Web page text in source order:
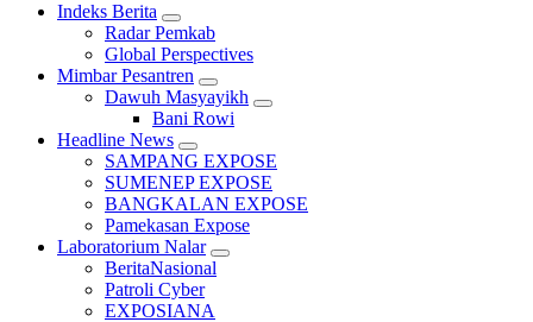
Indeks Berita
Radar Pemkab
Global Perspectives
Mimbar Pesantren
Dawuh Masyayikh
Bani Rowi
Headline News
SAMPANG EXPOSE
SUMENEP EXPOSE
BANGKALAN EXPOSE
Pamekasan Expose
Laboratorium Nalar
BeritaNasional
Patroli Cyber
EXPOSIANA